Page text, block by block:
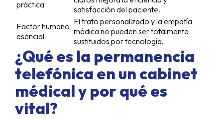
práctica
satisfacción del paciente.
Factor humano
esencial
El trato personalizado y la empatía
médica no pueden ser totalmente
sustituidos por tecnología.
¿Qué es la permanencia
telefónica en un cabinet
médical y por qué es
vital?